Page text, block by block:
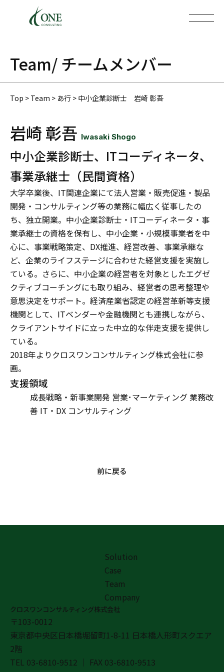
Team/ チームメンバー
Top > Team > あ行 > 中小企業診断士 岩崎 彰吾
岩崎 彰吾 Iwasaki Shogo
中小企業診断士、ITコーディネータ、
事業承継士（民間資格）
大学卒業後、IT関連企業にて法人営業・販売促進・製品
開発・コンサルティング等の業務に幅広く従事したの
ち、独立開業。中小企業診断士・ITコーディネータ・事
業承継士の資格を保有し、中小企業・小規模事業者を中
心に、事業戦略策定、DX推進、経営改善、事業承継な
ど、企業のライフステージに合わせた経営支援を実施し
ている。さらに、中小企業の経営者を対象としたエグゼ
クティブコーチングにも取り組み、経営者の思考整理や
意思決定をサポート。経済産業省認定の経営革新等支援
機関として、ITベンダーや金融機関とも連携しながら、
クライアントサイドに立った中立的な伴走支援を提供し
ている。
2018年よりクロスワンコンサルティング株式会社に参
画。
支援領域
成長戦略・新事業開発 営業･マーケティング業務改
善 IT・DX コンサルティング
前に戻る
Solution
Case
Team
Company
クロスワンコンサルティング株式会社
〒103-0012
東京都中央区日本橋堀留町1-8-11 日本橋人形町スクエア
2階
TEL 03-6810-9512 ｜ FAX 03-6810-9513